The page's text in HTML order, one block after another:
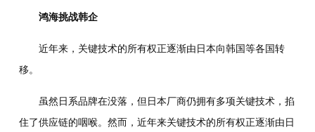
鸿海挑战韩企
近年来，关键技术的所有权正逐渐由日本向韩国等各国转
移。
虽然日系品牌在没落，但日本厂商仍拥有多项关键技术，掐
住了供应链的咽喉。然而，近年来关键技术的所有权正逐渐由日